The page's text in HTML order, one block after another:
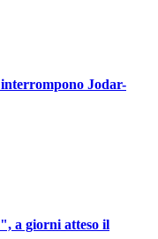
Jodar-
a giorni atteso il